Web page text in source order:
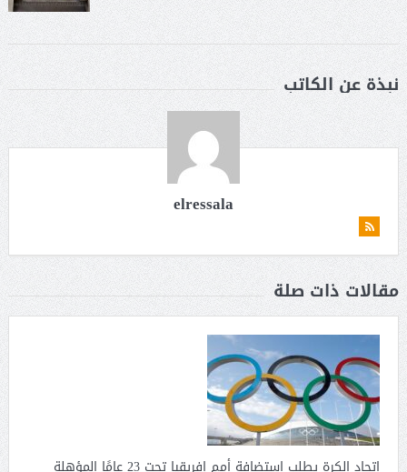
نبذة عن الكاتب
elressala
مقالات ذات صلة
اتحاد الكرة يطلب استضافة أمم إفريقيا تحت 23 عامًا المؤهلة